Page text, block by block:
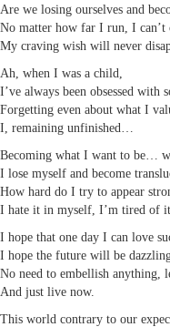
Are we losing ourselves and
No matter how far I run, I can’t
My craving wish will never
Ah, when I was a child,
I’ve always been obsessed with
Forgetting even about what I
I, remaining unfinished…
Becoming what I want to be…
I lose myself and become
How hard do I try to appear
I hate it in myself, I’m tired of
I hope that one day I can love
I hope the future will be
No need to embellish anything,
And just live now.
This world contrary to our